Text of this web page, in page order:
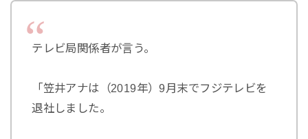
テレビ局関係者が言う。
「笠井アナは（2019年）9月末でフジテレビを
退社しました。